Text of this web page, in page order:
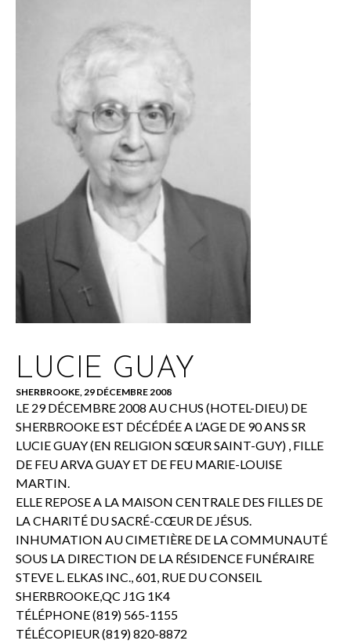
LUCIE GUAY
SHERBROOKE, 29 DÉCEMBRE 2008
LE 29 DÉCEMBRE 2008 AU CHUS (HOTEL-DIEU) DE
SHERBROOKE EST DÉCÉDÉE A L’AGE DE 90 ANS SR
LUCIE GUAY (EN RELIGION SŒUR SAINT-GUY) , FILLE
DE FEU ARVA GUAY ET DE FEU MARIE-LOUISE
MARTIN.
ELLE REPOSE A LA MAISON CENTRALE DES FILLES DE
LA CHARITÉ DU SACRÉ-CŒUR DE JÉSUS.
INHUMATION AU CIMETIÈRE DE LA COMMUNAUTÉ
SOUS LA DIRECTION DE LA RÉSIDENCE FUNÉRAIRE
STEVE L. ELKAS INC., 601, RUE DU CONSEIL
SHERBROOKE,QC J1G 1K4
TÉLÉPHONE (819) 565-1155
TÉLÉCOPIEUR (819) 820-8872